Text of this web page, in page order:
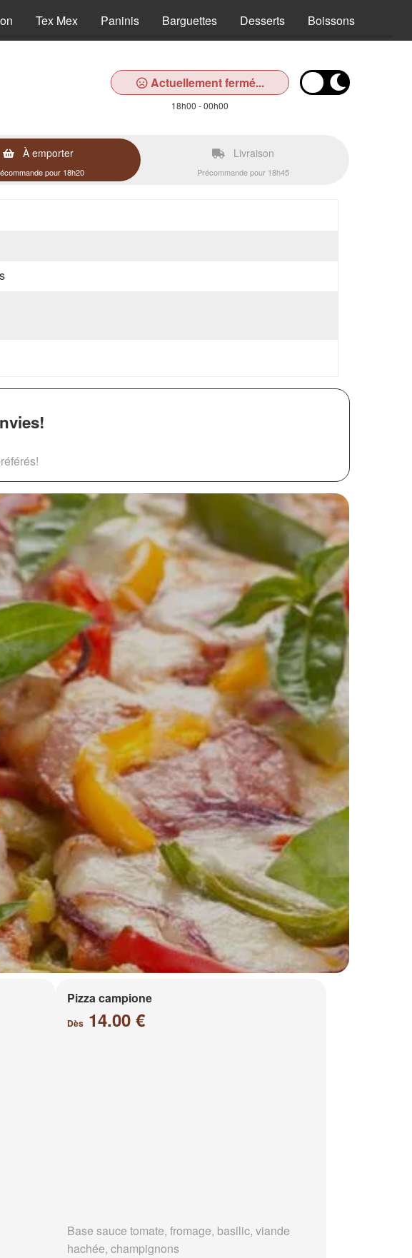
Tex Mex Paninis Barguettes Desserts Boissons
Actuellement fermé...
18h00 - 00h00
À emporter
pour 18h20
Livraison
Précommande pour 18h45
Pizza campione
Dès 14.00 €
Base sauce tomate, fromage, basilic, viande
hachée, champignons